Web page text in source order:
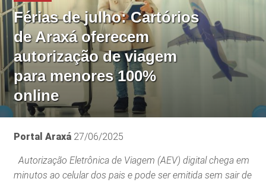
Férias de julho: Cartórios
de Araxá oferecem
autorização de viagem
para menores 100%
online
Portal Araxá 27/06/2025
Autorização Eletrônica de Viagem (AEV) digital chega em
minutos ao celular dos pais e pode ser emitida sem sair de